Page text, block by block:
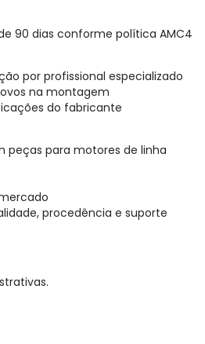
90 dias conforme política AMC4
por profissional especializado
na montagem
do fabricante
peças para motores de linha
procedência e suporte